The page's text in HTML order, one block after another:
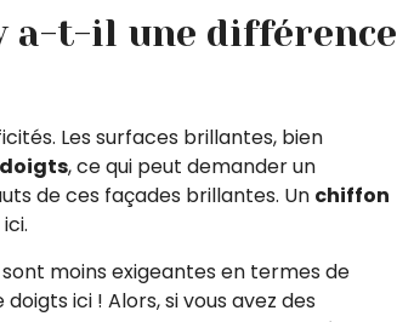
a-t-il une différence
Les surfaces brillantes, bien
, ce qui peut demander un
de ces façades brillantes. Un chiffon
moins exigeantes en termes de
ici ! Alors, si vous avez des